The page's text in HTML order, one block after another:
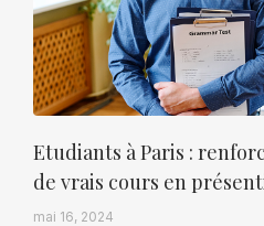
Etudiants à Paris :
de vrais cours en
mai 16, 2024